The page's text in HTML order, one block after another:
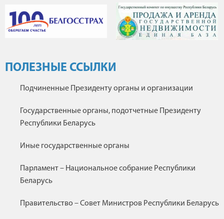
ПОЛЕЗНЫЕ ССЫЛКИ
Подчиненные Президенту органы и организации
Государственные органы, подотчетные Президенту
Республики Беларусь
Иные государственные органы
Парламент – Национальное собрание Республики
Беларусь
Правительство – Совет Министров Республики Беларусь